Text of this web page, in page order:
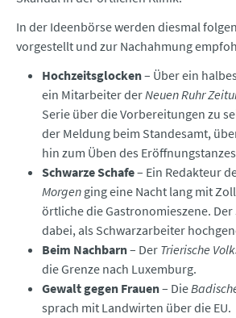
In der Ideenbörse werden diesmal
vorgestellt und zur Nachahmung
Hochzeitsglocken– Über ein
ein Mitarbeiter derNeuen Ruhr
Serie über die Vorbereitungen zu
der Meldung beim Standesamt,
hin zum Üben des
Schwarze Schafe– Ein Redakteur
Morgen ging eine Nacht lang mit
örtliche die Gastronomieszene.
dabei, als Schwarzarbeiter
Beim Nachbarn– Der Trierische
die Grenze nach Luxemburg.
Gewalt gegen Frauen– Die
sprach mit Landwirten über die EU.